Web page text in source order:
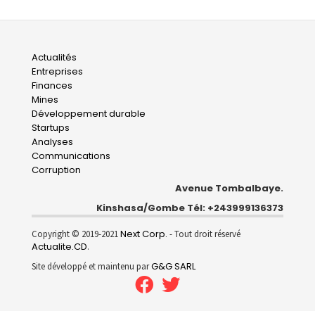
Main
navigation
Actualités
Entreprises
Finances
Mines
Développement durable
Startups
Analyses
Communications
Corruption
Avenue Tombalbaye.
Kinshasa/Gombe Tél: +243999136373
Copyright © 2019-2021Next Corp. - Tout droit réservé
Actualite.CD.
Site développé et maintenu parG&G SARL